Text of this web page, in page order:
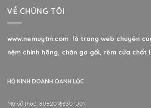
VỀ CHÚNG TÔI
www.nemuytin.com là trang web chuyên
nệm chính hãng, chăn ga gối, rèm cửa chất
HỘ KINH DOANH OANH LỘC
Mã số thuế: 8082016330-001